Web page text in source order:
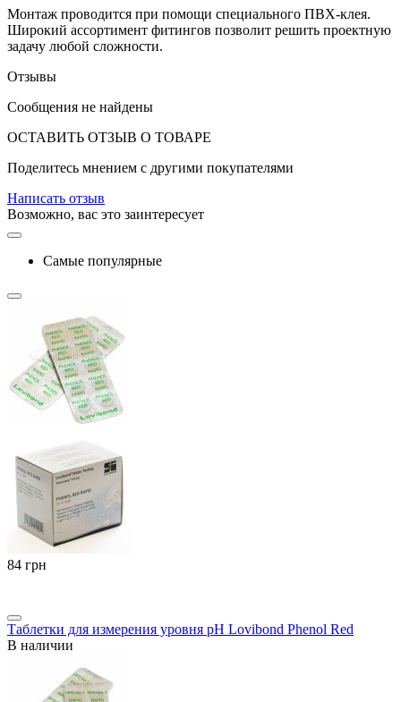
Монтаж проводится при помощи специального ПВХ-клея.
Широкий ассортимент фитингов позволит решить проектную
задачу любой сложности.
Отзывы
Сообщения не найдены
ОСТАВИТЬ ОТЗЫВ О ТОВАРЕ
Поделитесь мнением с другими покупателями
Написать отзыв
Возможно, вас это заинтересует
Самые популярные
‍84‍ грн
Таблетки для измерения уровня pH Lovibond Phenol Red
В наличии